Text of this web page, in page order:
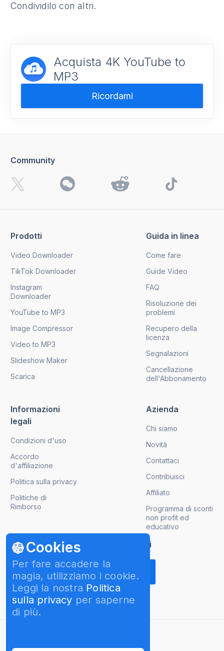
Condividilo con altri.
Acquista 4K YouTube to
MP3
Ricordami
Cookies
Per fare accadere la
magia, utilizziamo i cookie.
Leggi la nostra Politica
sulla privacy per saperne
di più.
Prodotti
Video Downloader
TikTok Downloader
Instagram
Downloader
YouTube to MP3
Image Compressor
Video to MP3
Slideshow Maker
Scarica
Guida in linea
Come fare
Guide Video
FAQ
Risoluzione dei
problemi
Recupero della
licenza
Segnalazioni
Cancellazione
dell'Abbonamento
Informazioni
legali
Condizioni d'uso
Accordo
d'affiliazione
Politica sulla privacy
Politiche di
Rimborso
Azienda
Chi siamo
Novità
Contattaci
Contribuisci
Affiliato
Programma di sconti
non profit ed
educativo
Ricevi gli aggiornamenti sui prodotti
Community